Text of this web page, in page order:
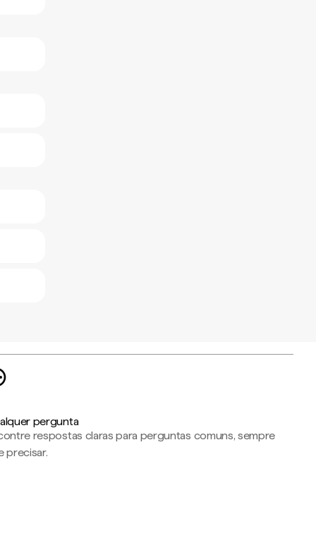
pergunta
respostas claras para perguntas comuns, sempre
precisar.